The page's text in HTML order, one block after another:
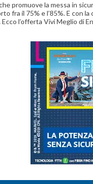
promuove la messa in
fra il 75% e l’85%. E con
Ecco l’offerta Vivi Meglio di